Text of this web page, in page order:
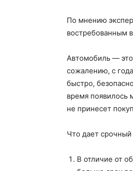
По мнению
востребованным
Автомобиль —
сожалению, с
быстро,
время появилось
не принесет
Что дает
В отличие от